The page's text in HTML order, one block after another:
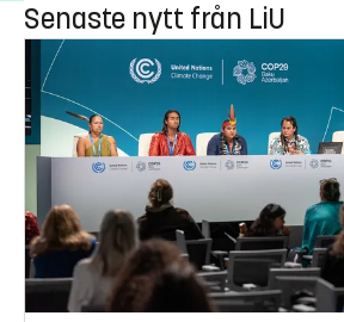
Senaste nytt från LiU